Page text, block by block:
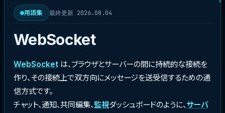
用語集 最終更新 2026.08.04
WebSocket
WebSocket は、ブラウザとサーバーの間に持続的な接続を
作り、その接続上で双方向にメッセージを送受信するための通
信方式です。
チャット、通知、共同編集、監視ダッシュボードのように、サーバ